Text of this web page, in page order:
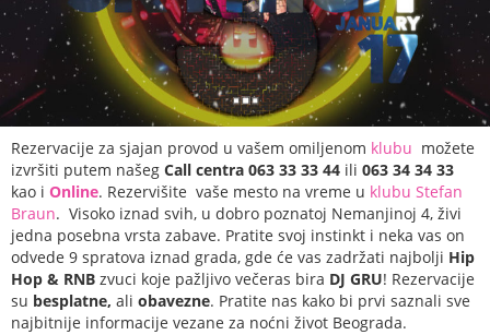
Rezervacije za sjajan provod u vašem omiljenom klubu možete
izvršiti putem našeg Call centra 063 33 33 44 ili 063 34 34 33
kao i Online. Rezervišite vaše mesto na vreme u klubu Stefan
Braun. Visoko iznad svih, u dobro poznatoj Nemanjinoj 4, živi
jedna posebna vrsta zabave. Pratite svoj instinkt i neka vas on
odvede 9 spratova iznad grada, gde će vas zadržati najbolji Hip
Hop & RNB zvuci koje pažljivo večeras bira DJ GRU! Rezervacije
su besplatne, ali obavezne. Pratite nas kako bi prvi saznali sve
najbitnije informacije vezane za noćni život Beograda.